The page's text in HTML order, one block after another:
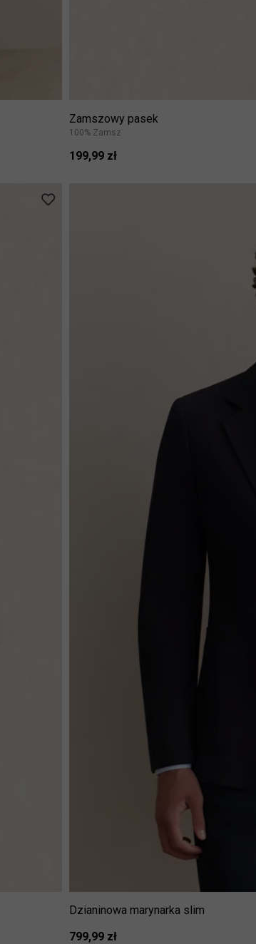
Zamszowy pasek
100% Zamsz
199,99 zł
Dzianinowa marynarka slim
799,99 zł